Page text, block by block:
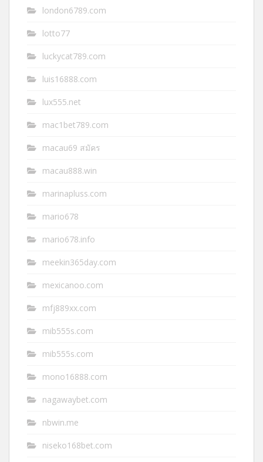
london6789.com
lotto77
luckycat789.com
luis16888.com
lux555.net
mac1bet789.com
macau69 สมัคร
macau888.win
marinapluss.com
mario678
mario678.info
meekin365day.com
mexicanoo.com
mfj889xx.com
mib555s.com
mib555s.com
mono16888.com
nagawaybet.com
nbwin.me
niseko168bet.com